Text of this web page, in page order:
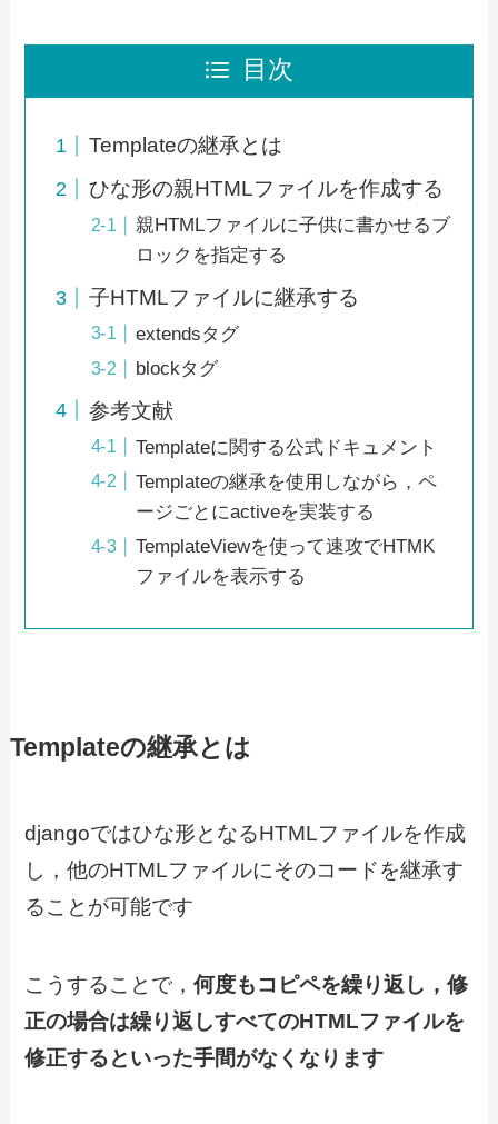
目次
Templateの継承とは
ひな形の親HTMLファイルを作成する
親HTMLファイルに子供に書かせるブ
ロックを指定する
子HTMLファイルに継承する
extendsタグ
blockタグ
参考文献
Templateに関する公式ドキュメント
Templateの継承を使用しながら，ペ
ージごとにactiveを実装する
TemplateViewを使って速攻でHTMK
ファイルを表示する
Templateの継承とは
djangoではひな形となるHTMLファイルを作成
し，他のHTMLファイルにそのコードを継承す
ることが可能です
こうすることで，何度もコピペを繰り返し，修
正の場合は繰り返しすべてのHTMLファイルを
修正するといった手間がなくなります